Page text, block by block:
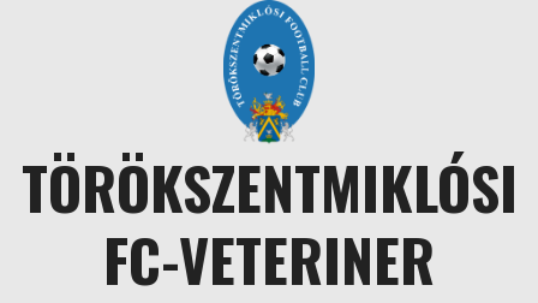
TÖRÖKSZENTMIKLÓSI
FC-VETERINER